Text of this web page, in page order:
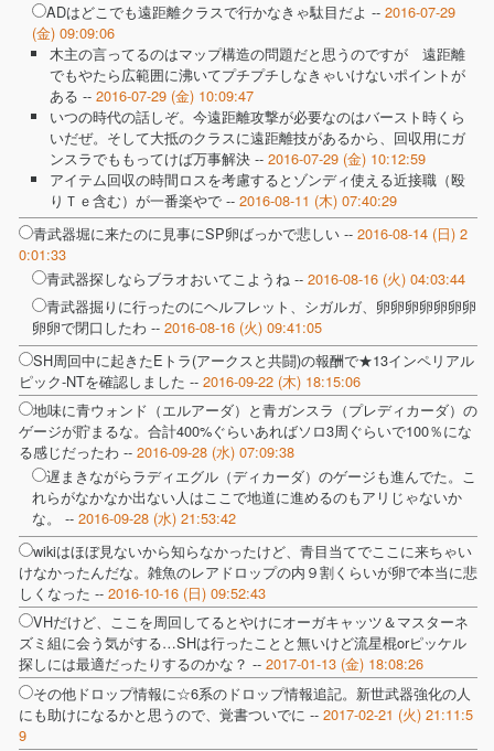
ADはどこでも遠距離クラスで行かなきゃ駄目だよ -- 2016-07-29
(金) 09:09:06
木主の言ってるのはマップ構造の問題だと思うのですが 遠距離
でもやたら広範囲に沸いてプチプチしなきゃいけないポイントが
ある -- 2016-07-29 (金) 10:09:47
いつの時代の話しぞ。今遠距離攻撃が必要なのはバースト時くら
いだぜ。そして大抵のクラスに遠距離技があるから、回収用にガ
ンスラでももってけば万事解決 -- 2016-07-29 (金) 10:12:59
アイテム回収の時間ロスを考慮するとゾンディ使える近接職（殴
りＴｅ含む）が一番楽やで -- 2016-08-11 (木) 07:40:29
青武器堀に来たのに見事にSP卵ばっかで悲しい -- 2016-08-14 (日) 2
0:01:33
青武器探しならブラオおいてこようね -- 2016-08-16 (火) 04:03:44
青武器掘りに行ったのにヘルフレット、シガルガ、卵卵卵卵卵卵卵
卵卵で閉口したわ -- 2016-08-16 (火) 09:41:05
SH周回中に起きたEトラ(アークスと共闘)の報酬で★13インペリアル
ピック-NTを確認しました -- 2016-09-22 (木) 18:15:06
地味に青ウォンド（エルアーダ）と青ガンスラ（プレディカーダ）の
ゲージが貯まるな。合計400%ぐらいあればソロ3周ぐらいで100％にな
る感じだったわ -- 2016-09-28 (水) 07:09:38
遅まきながらラディエグル（ディカーダ）のゲージも進んでた。こ
れらがなかなか出ない人はここで地道に進めるのもアリじゃないか
な。 -- 2016-09-28 (水) 21:53:42
wikiはほぼ見ないから知らなかったけど、青目当てでここに来ちゃい
けなかったんだな。雑魚のレアドロップの内９割くらいが卵で本当に悲
しくなった -- 2016-10-16 (日) 09:52:43
VHだけど、ここを周回してるとやけにオーガキャッツ＆マスターネ
ズミ組に会う気がする…SHは行ったことと無いけど流星棍orピッケル
探しには最適だったりするのかな？ -- 2017-01-13 (金) 18:08:26
その他ドロップ情報に☆6系のドロップ情報追記。新世武器強化の人
にも助けになるかと思うので、覚書ついでに -- 2017-02-21 (火) 21:11:5
9